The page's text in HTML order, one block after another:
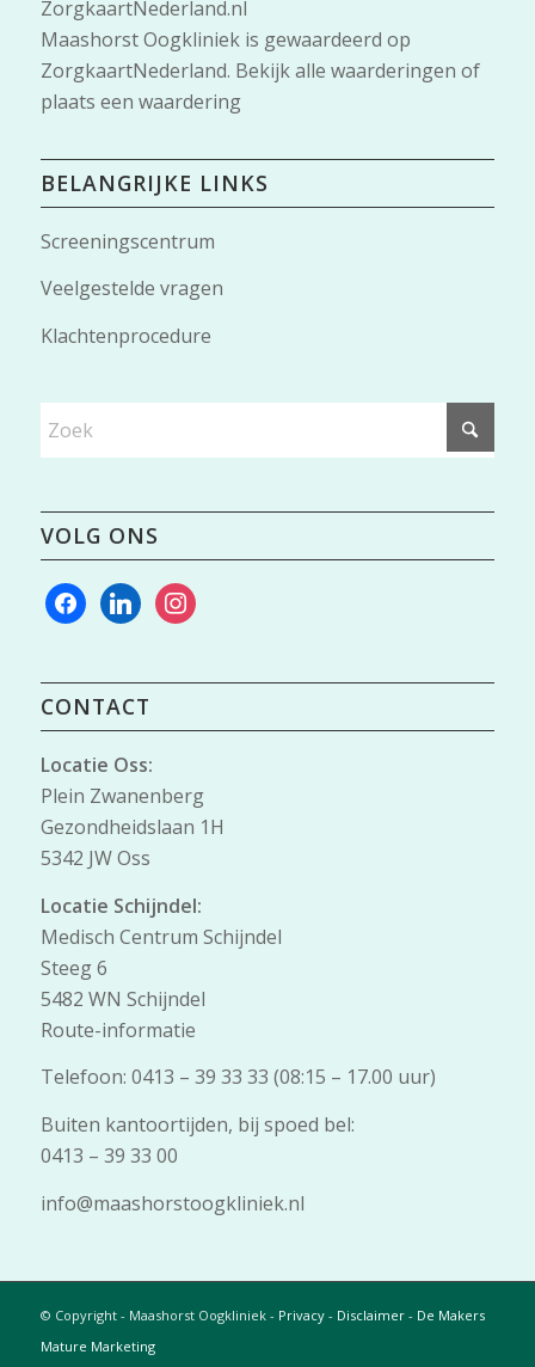
Maashorst Oogkliniekis gewaardeerd op
ZorgkaartNederland. Bekijk alle waarderingen of
plaats een waardering
BELANGRIJKE LINKS
Screeningscentrum
Veelgestelde vragen
Klachtenprocedure
VOLG ONS
facebooklinkedininstagram
CONTACT
Locatie Oss:
Plein Zwanenberg
Gezondheidslaan 1H
5342 JW Oss
Locatie Schijndel:
Medisch Centrum Schijndel
Steeg 6
5482 WN Schijndel
Route-informatie
Telefoon: 0413 – 39 33 33 (08:15 – 17.00 uur)
Buiten kantoortijden, bij spoed bel:
0413 – 39 33 00
info@maashorstoogkliniek.nl
© Copyright - Maashorst Oogkliniek - Privacy- Disclaimer- De Makers
Mature Marketing